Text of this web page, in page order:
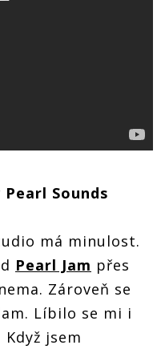
Sounds
má minulost.
Pearl Jam přes
Zároveň se
Líbilo se mi i
jsem